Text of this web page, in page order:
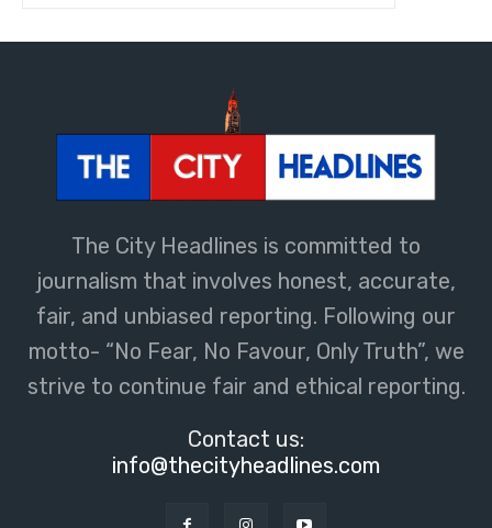
The City Headlines is committed to
journalism that involves honest, accurate,
fair, and unbiased reporting. Following our
motto- “No Fear, No Favour, Only Truth”, we
strive to continue fair and ethical reporting.
Contact us:
info@thecityheadlines.com